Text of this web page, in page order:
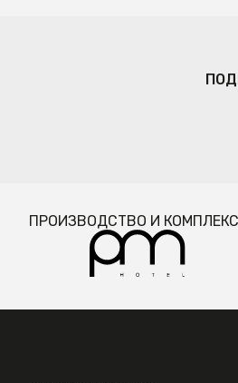
ПРОИЗВОДСТВО И